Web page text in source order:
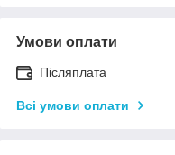
Умови оплати
Післяплата
Всі умови оплати